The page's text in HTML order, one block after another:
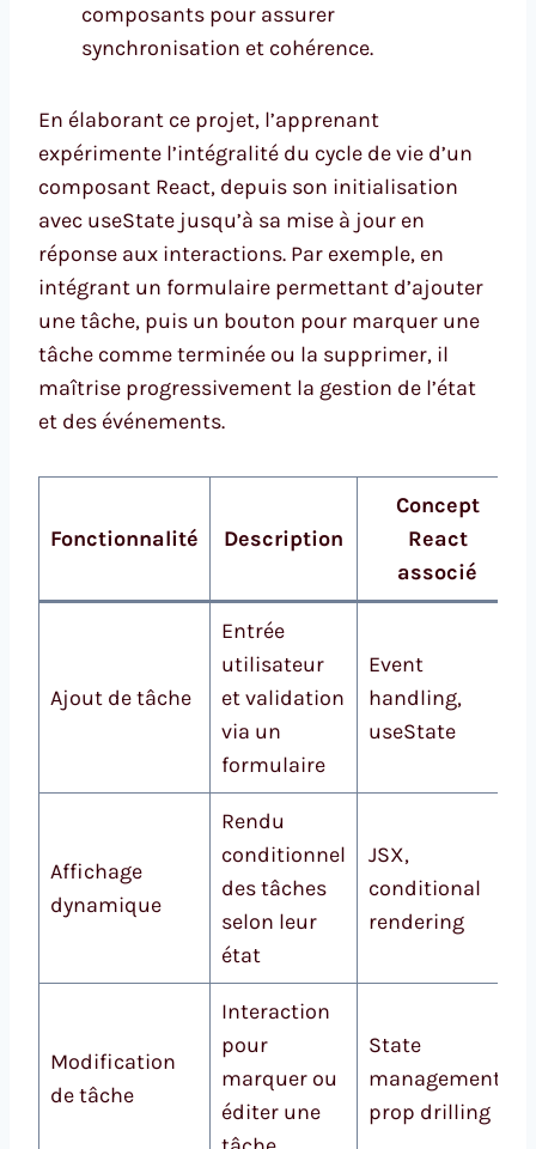
composants pour assurer
synchronisation et cohérence.
En élaborant ce projet, l’apprenant
expérimente l’intégralité du cycle de vie d’un
composant React, depuis son initialisation
avec useState jusqu’à sa mise à jour en
réponse aux interactions. Par exemple, en
intégrant un formulaire permettant d’ajouter
une tâche, puis un bouton pour marquer une
tâche comme terminée ou la supprimer, il
maîtrise progressivement la gestion de l’état
et des événements.
Fonctionnalité Description
Concept
React
associé
Ajout de tâche
Entrée
utilisateur
et validation
via un
formulaire
Event
handling,
useState
Affichage
dynamique
Rendu
conditionnel
des tâches
selon leur
état
JSX,
conditional
rendering
Modification
de tâche
Interaction
pour
marquer ou
éditer une
State
management,
prop drilling